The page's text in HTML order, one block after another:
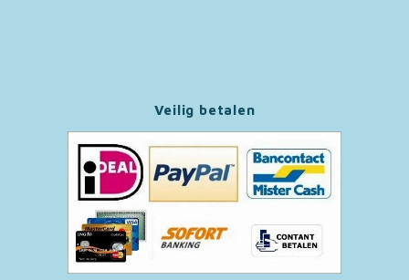
Veilig betalen